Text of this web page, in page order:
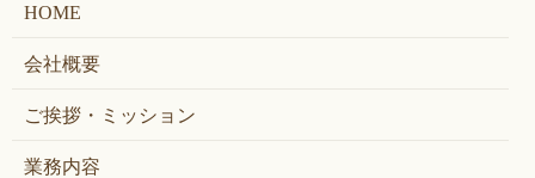
HOME
会社概要
ご挨拶・ミッション
業務内容